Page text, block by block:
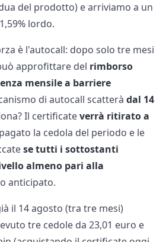
del prodotto) e arriviamo a un
lordo.
è l'autocall: dopo solo tre mesi
approfittare del rimborso
mensile a barriere
di autocall scatterà dal 14
Il certificateverrà ritirato a
la cedola del periodo e le
se tutti i sottostanti
almeno pari alla
anticipato.
il 14 agosto (tra tre mesi)
tre cedole da 23,01 euro e